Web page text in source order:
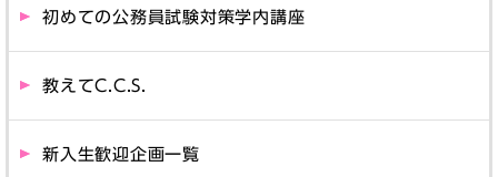
初めての公務員試験対策学内講座
教えてC.C.S.
新入生歓迎企画一覧